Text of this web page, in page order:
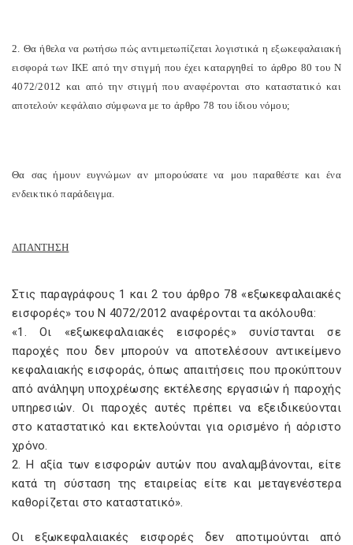
2. Θα ήθελα να ρωτήσω πώς αντιμετωπίζεται λογιστικά η εξωκεφαλαιακή
εισφορά των ΙΚΕ από την στιγμή που έχει καταργηθεί το άρθρο 80 του Ν
4072/2012 και από την στιγμή που αναφέρονται στο καταστατικό και
αποτελούν κεφάλαιο σύμφωνα με το άρθρο 78 του ίδιου νόμου;
Θα σας ήμουν ευγνώμων αν μπορούσατε να μου παραθέστε και ένα
ενδεικτικό παράδειγμα.
ΑΠΑΝΤΗΣΗ
Στις παραγράφους 1 και 2 του άρθρο 78 «εξωκεφαλαιακές
εισφορές» του Ν 4072/2012 αναφέρονται τα ακόλουθα:
«1. Οι «εξωκεφαλαιακές εισφορές» συνίστανται σε
παροχές που δεν μπορούν να αποτελέσουν αντικείμενο
κεφαλαιακής εισφοράς, όπως απαιτήσεις που προκύπτουν
από ανάληψη υποχρέωσης εκτέλεσης εργασιών ή παροχής
υπηρεσιών. Οι παροχές αυτές πρέπει να εξειδικεύονται
στο καταστατικό και εκτελούνται για ορισμένο ή αόριστο
χρόνο.
2. Η αξία των εισφορών αυτών που αναλαμβάνονται, είτε
κατά τη σύσταση της εταιρείας είτε και μεταγενέστερα
καθορίζεται στο καταστατικό».
Οι εξωκεφαλαιακές εισφορές δεν αποτιμούνται από